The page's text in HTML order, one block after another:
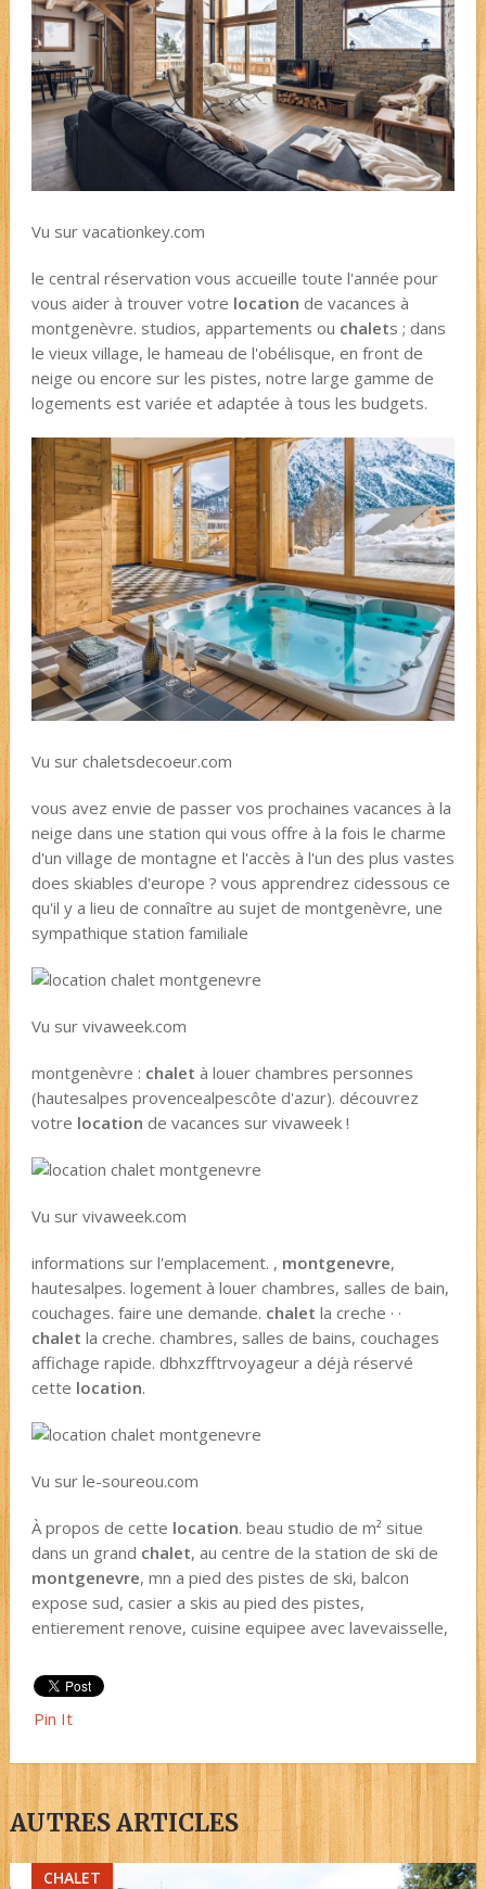
Vu sur vacationkey.com
le central réservation vous accueille toute l'année pour
vous aider à trouver votre location de vacances à
montgenèvre. studios, appartements ou chalets ; dans
le vieux village, le hameau de l'obélisque, en front de
neige ou encore sur les pistes, notre large gamme de
logements est variée et adaptée à tous les budgets.
Vu sur chaletsdecoeur.com
vous avez envie de passer vos prochaines vacances à la
neige dans une station qui vous offre à la fois le charme
d'un village de montagne et l'accès à l'un des plus vastes
does skiables d'europe ? vous apprendrez cidessous ce
qu'il y a lieu de connaître au sujet de montgenèvre, une
sympathique station familiale
Vu sur vivaweek.com
montgenèvre : chalet à louer chambres personnes
(hautesalpes provencealpescôte d'azur). découvrez
votre location de vacances sur vivaweek !
Vu sur vivaweek.com
informations sur l'emplacement. , montgenevre,
hautesalpes. logement à louer chambres, salles de bain,
couchages. faire une demande. chalet la creche · ·
chalet la creche. chambres, salles de bains, couchages
affichage rapide. dbhxzfftrvoyageur a déjà réservé
cette location.
Vu sur le-soureou.com
À propos de cette location. beau studio de m² situe
dans un grand chalet, au centre de la station de ski de
montgenevre, mn a pied des pistes de ski, balcon
expose sud, casier a skis au pied des pistes,
entierement renove, cuisine equipee avec lavevaisselle,
Pin It
AUTRES ARTICLES
CHALET